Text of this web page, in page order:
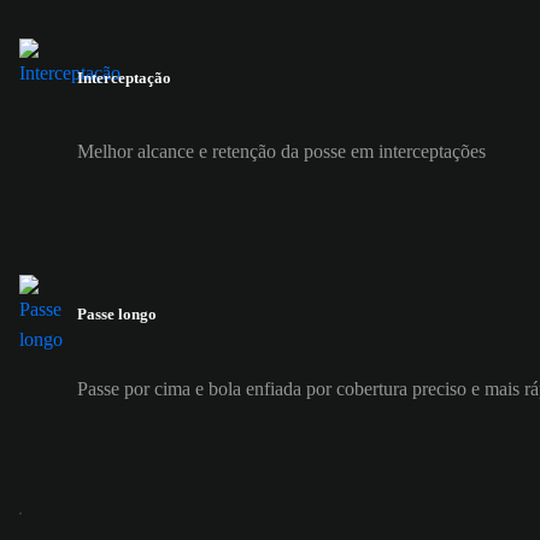
Interceptação
Melhor alcance e retenção da posse em interceptações
Passe longo
Passe por cima e bola enfiada por cobertura preciso e mais